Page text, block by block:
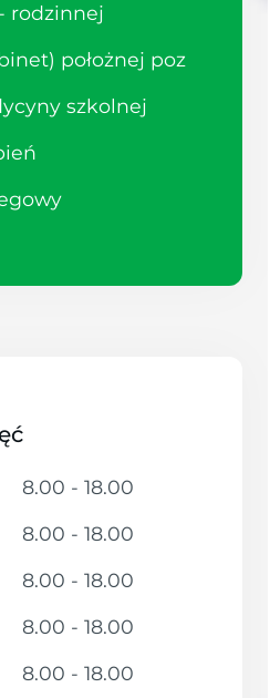
rodzinnej
położnej poz
szkolnej
8.00 - 18.00
8.00 - 18.00
8.00 - 18.00
8.00 - 18.00
8.00 - 18.00